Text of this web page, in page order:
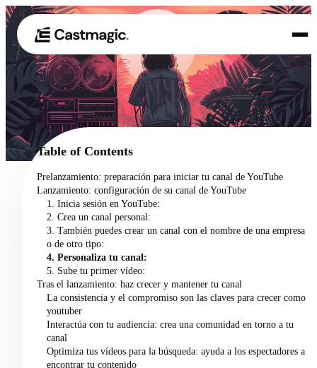
01 Producto
02 Casos de uso
Precios
Acerca de nosotros
Table of Contents
Prelanzamiento: preparación para iniciar tu canal de YouTube
Lanzamiento: configuración de su canal de YouTube
1. Inicia sesión en YouTube:
2. Crea un canal personal:
3. También puedes crear un canal con el nombre de una empresa
o de otro tipo:
4. Personaliza tu canal:
5. Sube tu primer vídeo:
Tras el lanzamiento: haz crecer y mantener tu canal
La consistencia y el compromiso son las claves para crecer como
youtuber
Interactúa con tu audiencia: crea una comunidad en torno a tu
canal
Optimiza tus vídeos para la búsqueda: ayuda a los espectadores a
encontrar tu contenido